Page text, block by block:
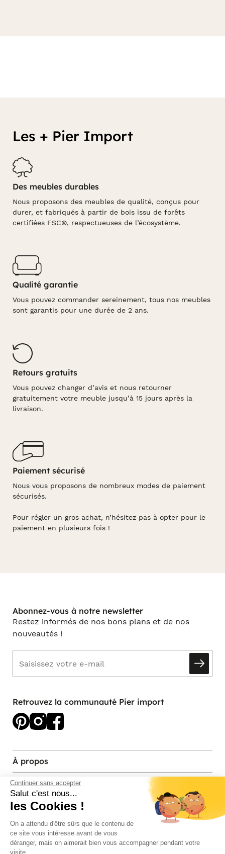
Continuer sans accepter
Salut c'est nous...
les Cookies !
On a attendu d'être sûrs que le contenu de
ce site vous intéresse avant de vous
déranger, mais on aimerait bien vous accompagner pendant votre
visite...
Les + Pier Import
Des meubles durables
Nous proposons des meubles de qualité, conçus pour
durer, et fabriqués à partir de bois issu de forêts
certifiées FSC®, respectueuses de l’écosystème.
Qualité garantie
Vous pouvez commander sereinement, tous nos meubles
sont garantis pour une durée de 2 ans.
Retours gratuits
Vous pouvez changer d’avis et nous retourner
gratuitement votre meuble jusqu’à 15 jours après la
livraison.
Paiement sécurisé
Nous vous proposons de nombreux modes de paiement
sécurisés.
Pour régler un gros achat, n’hésitez pas à opter pour le
paiement en plusieurs fois !
Abonnez-vous à notre newsletter
Restez informés de nos bons plans et de nos
nouveautés !
Retrouvez la communauté Pier import
À propos
Services et contact
Magasins et Showrooms
Modes de paiement acceptés